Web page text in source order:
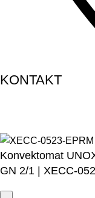
KONTAKT
Konvektomat
GN 2/1 | XECC-